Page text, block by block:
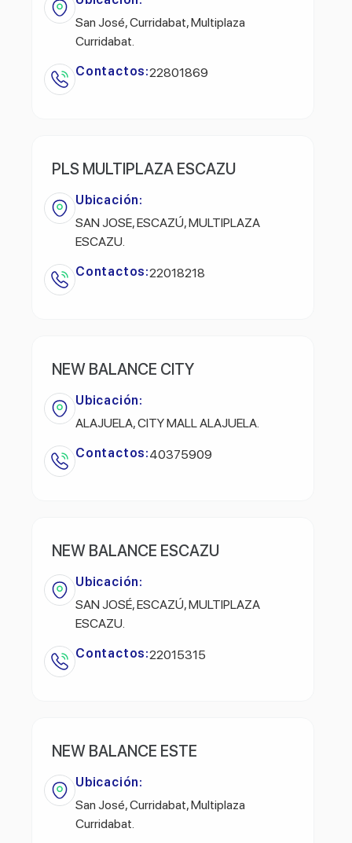
San José, Curridabat, Multiplaza
Curridabat.
Contactos:22801869
PLS MULTIPLAZA ESCAZU
Ubicación:
SAN JOSE, ESCAZÚ, MULTIPLAZA
ESCAZU.
Contactos:22018218
NEW BALANCE CITY
Ubicación:
ALAJUELA, CITY MALL ALAJUELA.
Contactos:40375909
NEW BALANCE ESCAZU
Ubicación:
SAN JOSÉ, ESCAZÚ, MULTIPLAZA
ESCAZU.
Contactos:22015315
NEW BALANCE ESTE
Ubicación:
San José, Curridabat, Multiplaza
Curridabat.